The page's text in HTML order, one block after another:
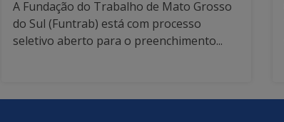
A Fundação do Trabalho de Mato Grosso
do Sul (Funtrab) está com processo
seletivo aberto para o preenchimento...